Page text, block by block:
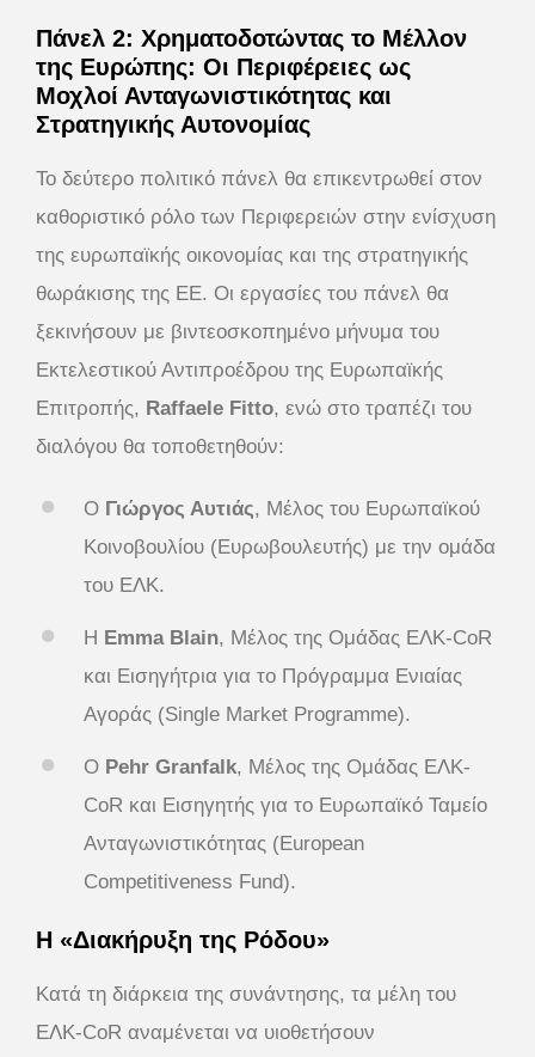
Πάνελ 2: Χρηματοδοτώντας το Μέλλον
της Ευρώπης: Οι Περιφέρειες ως
Μοχλοί Ανταγωνιστικότητας και
Στρατηγικής Αυτονομίας
Το δεύτερο πολιτικό πάνελ θα επικεντρωθεί στον
καθοριστικό ρόλο των Περιφερειών στην ενίσχυση
της ευρωπαϊκής οικονομίας και της στρατηγικής
θωράκισης της ΕΕ. Οι εργασίες του πάνελ θα
ξεκινήσουν με βιντεοσκοπημένο μήνυμα του
Εκτελεστικού Αντιπροέδρου της Ευρωπαϊκής
Επιτροπής, Raffaele Fitto, ενώ στο τραπέζι του
διαλόγου θα τοποθετηθούν:
Ο Γιώργος Αυτιάς, Μέλος του Ευρωπαϊκού
Κοινοβουλίου (Ευρωβουλευτής) με την ομάδα
του ΕΛΚ.
Η Emma Blain, Μέλος της Ομάδας ΕΛΚ-CoR
και Εισηγήτρια για το Πρόγραμμα Ενιαίας
Αγοράς (Single Market Programme).
Ο Pehr Granfalk, Μέλος της Ομάδας ΕΛΚ-
CoR και Εισηγητής για το Ευρωπαϊκό Ταμείο
Ανταγωνιστικότητας (European
Competitiveness Fund).
Η «Διακήρυξη της Ρόδου»
Κατά τη διάρκεια της συνάντησης, τα μέλη του
ΕΛΚ-CoR αναμένεται να υιοθετήσουν